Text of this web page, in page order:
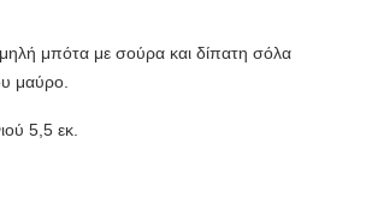
μπότα με σούρα και δίπατη σόλα
μαύρο.
5,5 εκ.